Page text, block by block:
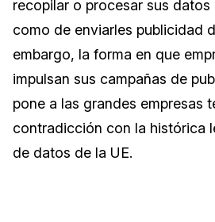
Medios de Comunicación
Entretenimiento
Centros de Atención
Centros de Crisis y Las
La Venta al Por Menor
Sobre nosotros
Trabaja con nosotros
recopilar o procesar sus datos
como de enviarles publicidad
embargo, la forma en que
impulsan sus campañas de
pone a las grandes empresas
contradicción con la histórica
de datos de la UE.